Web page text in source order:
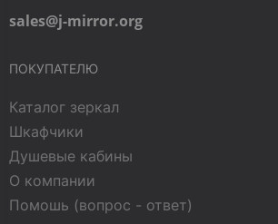
sales@j-mirror.org
ПОКУПАТЕЛЮ
Каталог зеркал
Шкафчики
Душевые кабины
О компании
Помошь (вопрос - ответ)